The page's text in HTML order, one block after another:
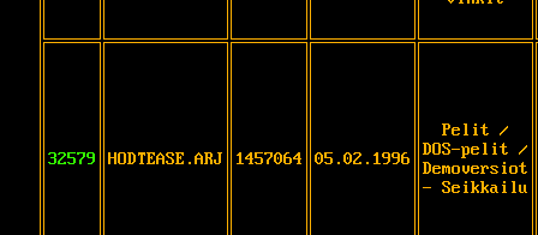
32579 HODTEASE.ARJ 1457064 05.02.1996
Pelit /
DOS-pelit /
Demoversiot
- Seikkailu